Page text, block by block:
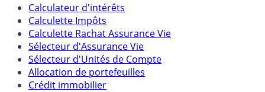
Calculateur d'intérêts
Calculette Impôts
Calculette Rachat Assurance Vie
Sélecteur d'Assurance Vie
Sélecteur d'Unités de Compte
Allocation de portefeuilles
Crédit immobilier